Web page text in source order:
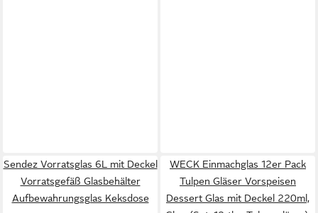
Sendez Vorratsglas 6L mit Deckel
Vorratsgefäß Glasbehälter
Aufbewahrungsglas Keksdose
WECK Einmachglas 12er Pack
Tulpen Gläser Vorspeisen
Dessert Glas mit Deckel 220ml,